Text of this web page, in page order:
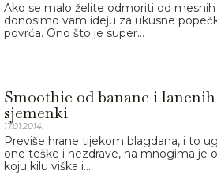
Ako se malo želite odmoriti od mesnih
donosimo vam ideju za ukusne
povrća. Ono što je super...
Smoothie od banane i lanenih
sjemenki
17.01.2014.
Previše hrane tijekom blagdana, i to
one teške i nezdrave, na mnogima je
koju kilu viška i...